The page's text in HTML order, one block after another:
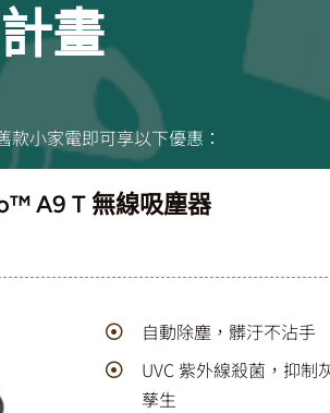
畫
小家電即可享以下優惠：
A9 T 無線吸塵器
自動除塵，髒汙不沾手
UVC 紫外線殺菌，抑制
孳生